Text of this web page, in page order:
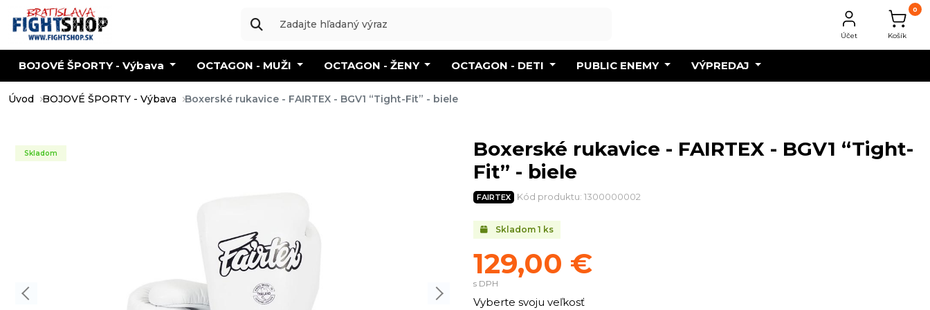
Účet
0
Košík
BOJOVÉ ŠPORTY - Výbava OCTAGON - MUŽI OCTAGON - ŽENY OCTAGON - DETI PUBLIC ENEMY VÝPREDAJ
Úvod BOJOVÉ ŠPORTY - Výbava Boxerské rukavice - FAIRTEX - BGV1 “Tight-Fit” - biele
Skladom
Boxerské rukavice - FAIRTEX - BGV1 “Tight-
Fit” - biele
FAIRTEX Kód produktu: 1300000002
Skladom 1 ks
129,00 €
s DPH
Vyberte svoju veľkosť